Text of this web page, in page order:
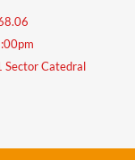
Sector Catedral